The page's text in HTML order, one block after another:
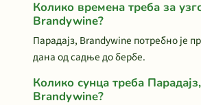
Колико времена треба за
Brandywine?
Парадајз, Brandywine потребно је
дана од садње до бербе.
Колико сунца треба Парадајз,
Brandywine?